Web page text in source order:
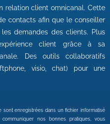
relation client omnicanal. Cette
contacts afin que le conseiller
demandes des clients. Plus
client grâce à sa
Des outils collaboratifs
visio, chat) pour une
sont enregistrées dans un fichier informatisé
nos bonnes pratiques, vous